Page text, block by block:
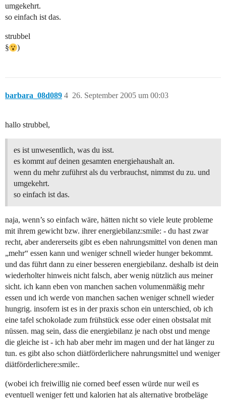
umgekehrt.
so einfach ist das.
strubbel
§
)
barbara_08d089 26. September 2005 um 00:03
4
hallo strubbel,
es ist unwesentlich, was du isst.
es kommt auf deinen gesamten energiehaushalt an.
wenn du mehr zuführst als du verbrauchst, nimmst du zu. und
umgekehrt.
so einfach ist das.
naja, wenn’s so einfach wäre, hätten nicht so viele leute probleme
mit ihrem gewicht bzw. ihrer energiebilanz:smile: - du hast zwar
recht, aber andererseits gibt es eben nahrungsmittel von denen man
„mehr“ essen kann und weniger schnell wieder hunger bekommt.
und das führt dann zu einer besseren energiebilanz. deshalb ist dein
wiederholter hinweis nicht falsch, aber wenig nützlich aus meiner
sicht. ich kann eben von manchen sachen volumenmäßig mehr
essen und ich werde von manchen sachen weniger schnell wieder
hungrig. insofern ist es in der praxis schon ein unterschied, ob ich
eine tafel schokolade zum frühstück esse oder einen obstsalat mit
nüssen. mag sein, dass die energiebilanz je nach obst und menge
die gleiche ist - ich hab aber mehr im magen und der hat länger zu
tun. es gibt also schon diätförderlichere nahrungsmittel und weniger
diätförderlichere:smile:.
(wobei ich freiwillig nie corned beef essen würde nur weil es
eventuell weniger fett und kalorien hat als alternative brotbeläge